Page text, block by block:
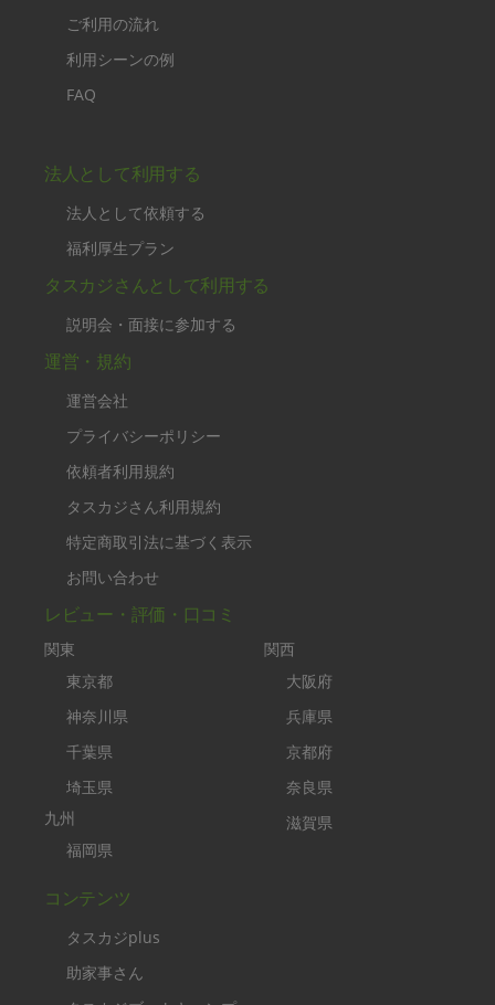
ご利用の流れ
利用シーンの例
FAQ
法人として利用する
法人として依頼する
福利厚生プラン
タスカジさんとして利用する
説明会・面接に参加する
運営・規約
運営会社
プライバシーポリシー
依頼者利用規約
タスカジさん利用規約
特定商取引法に基づく表示
お問い合わせ
レビュー・評価・口コミ
関東
東京都
神奈川県
千葉県
埼玉県
九州
福岡県
関西
大阪府
兵庫県
京都府
奈良県
滋賀県
コンテンツ
タスカジplus
助家事さん